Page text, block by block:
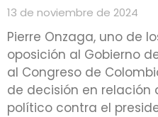
13 de noviembre de 2024
Pierre Onzaga, uno de
oposición al Gobierno
al Congreso de
de decisión en relación
político contra el